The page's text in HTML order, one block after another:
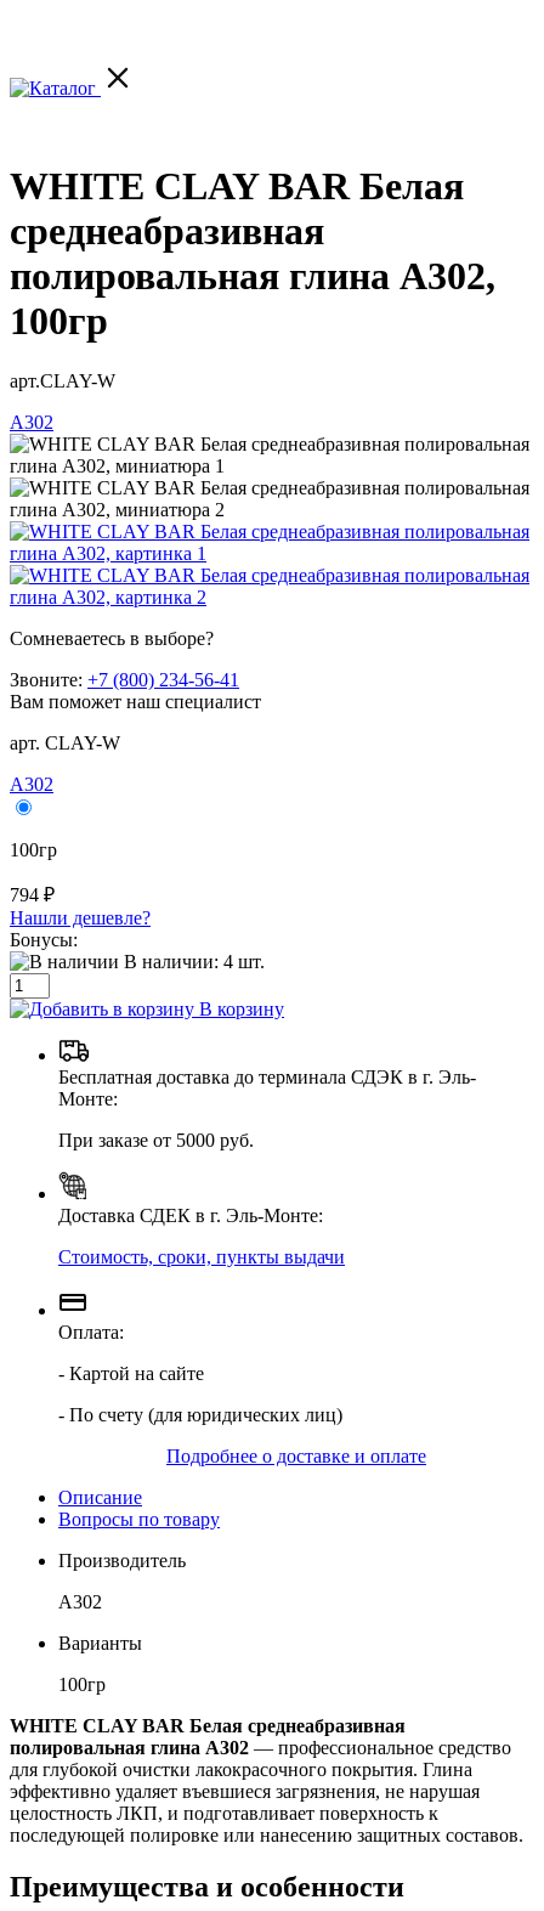
WHITE CLAY BAR Белая
среднеабразивная
полировальная глина A302,
100гр
арт.CLAY-W
A302
Сомневаетесь в выборе?
Звоните: +7 (800) 234-56-41
Вам поможет наш специалист
арт. CLAY-W
A302
100гр
794 ₽
Нашли дешевле?
Бонусы:
В наличии: 4 шт.
В корзину
Бесплатная доставка до терминала СДЭК в г. Эль-
Монте:
При заказе от 5000 руб.
Доставка СДЕК в г. Эль-Монте:
Стоимость, сроки, пункты выдачи
Оплата:
- Картой на сайте
- По счету (для юридических лиц)
Подробнее о доставке и оплате
Описание
Вопросы по товару
Производитель
A302
Варианты
100гр
WHITE CLAY BAR Белая среднеабразивная
полировальная глина A302 — профессиональное средство
для глубокой очистки лакокрасочного покрытия. Глина
эффективно удаляет въевшиеся загрязнения, не нарушая
целостность ЛКП, и подготавливает поверхность к
последующей полировке или нанесению защитных составов.
Преимущества и особенности